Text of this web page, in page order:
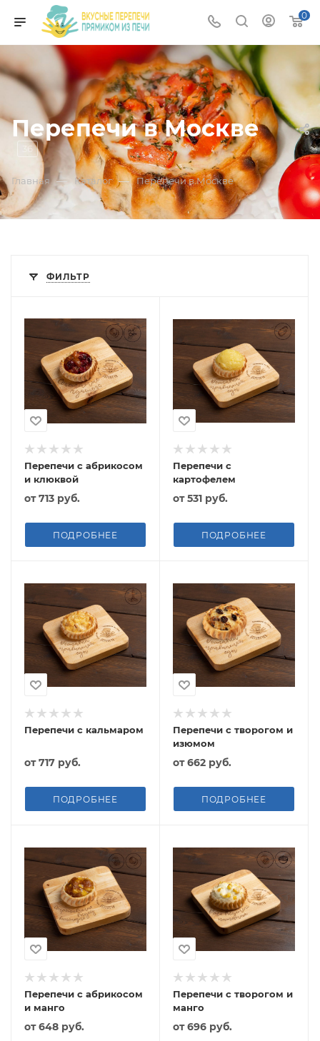
0
Перепечи в Москве
36
Главная — Каталог — Перепечи в Москве
ФИЛЬТР
Перепечи с абрикосом
и клюквой
от713 руб.
ПОДРОБНЕЕ
Перепечи с
картофелем
от531 руб.
ПОДРОБНЕЕ
Перепечи с кальмаром
от717 руб.
ПОДРОБНЕЕ
Перепечи с творогом и
изюмом
от662 руб.
ПОДРОБНЕЕ
Перепечи с абрикосом
и манго
от648 руб.
Перепечи с творогом и
манго
от696 руб.